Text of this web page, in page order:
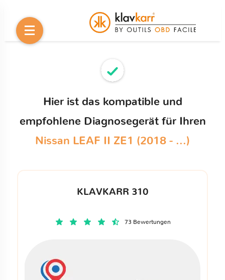
Hier ist das kompatible und
empfohlene Diagnosegerät für Ihren
Nissan LEAF II ZE1 (2018 - ...)
KLAVKARR 310
73 Bewertungen